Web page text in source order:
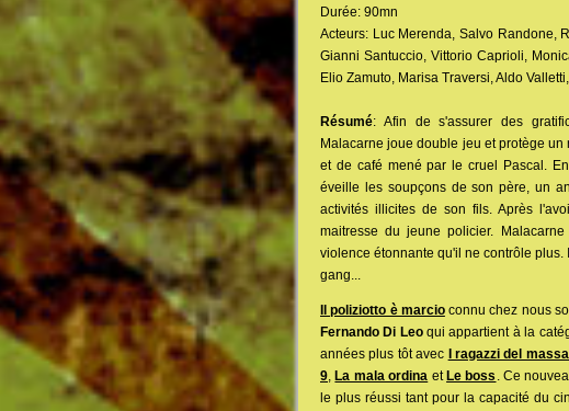
Durée: 90mn
Acteurs: Luc Merenda, Salvo Randone,
Gianni Santuccio, Vittorio Caprioli,
Elio Zamuto, Marisa Traversi, Aldo
Résumé: Afin de s'assurer des
Malacarne joue double jeu et protège
et de café mené par le cruel Pascal.
éveille les soupçons de son père, un
activités illicites de son fils. Après
maitresse du jeune policier.
violence étonnante qu'il ne contrôle
gang...
Il poliziotto è marcioconnu chez nous
Fernando Di Leoqui appartient à la
années plus tôt avec
I ragazzi del
9, La mala ordina et Le boss . Ce
le plus réussi tant pour la capacité du